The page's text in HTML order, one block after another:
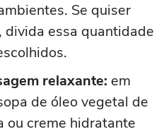
Se quiser
divida essa quantidade
relaxante: em
de óleo vegetal de
ou creme hidratante